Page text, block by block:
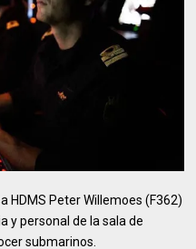
HDMS Peter Willemoes (F362)
y personal de la sala de
submarinos.